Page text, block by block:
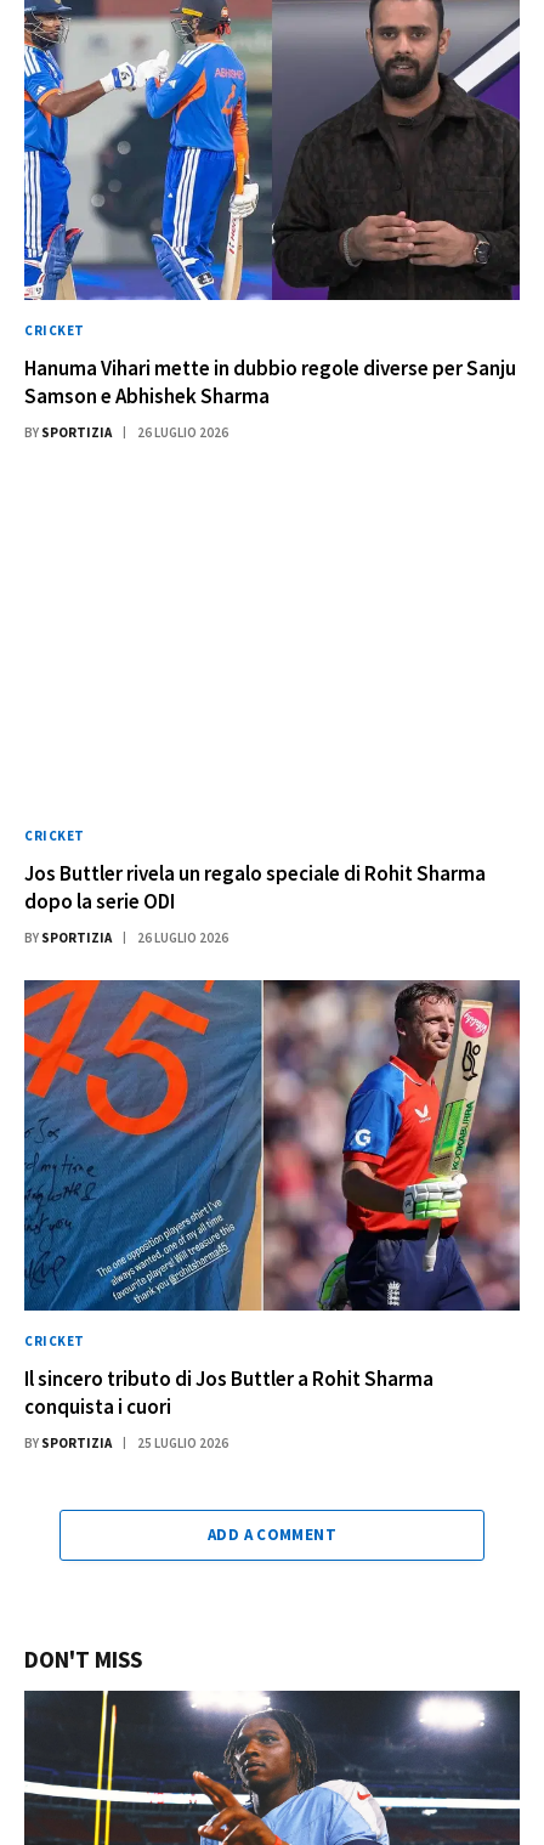
CRICKET
Hanuma Vihari mette in dubbio regole diverse per Sanju
Samson e Abhishek Sharma
BY SPORTIZIA 26 LUGLIO 2026
CRICKET
Jos Buttler rivela un regalo speciale di Rohit Sharma
dopo la serie ODI
BY SPORTIZIA 26 LUGLIO 2026
CRICKET
Il sincero tributo di Jos Buttler a Rohit Sharma
conquista i cuori
BY SPORTIZIA 25 LUGLIO 2026
ADD A COMMENT
DON'T MISS